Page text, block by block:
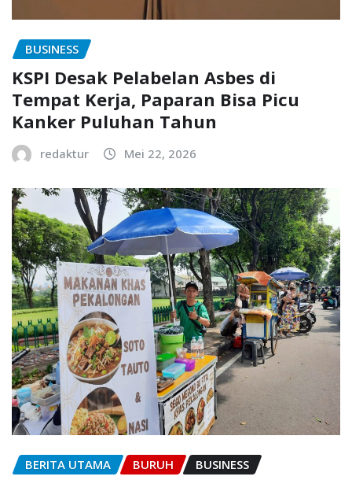
BUSINESS
KSPI Desak Pelabelan Asbes di
Tempat Kerja, Paparan Bisa Picu
Kanker Puluhan Tahun
redaktur Mei 22, 2026
BERITA UTAMA BURUH BUSINESS